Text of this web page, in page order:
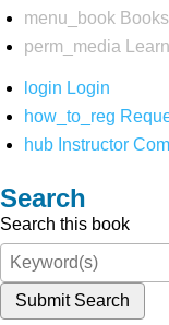
menu_book
perm_media
login Login
how_to_reg
hub Instructor
Search
Search this book
Submit Search